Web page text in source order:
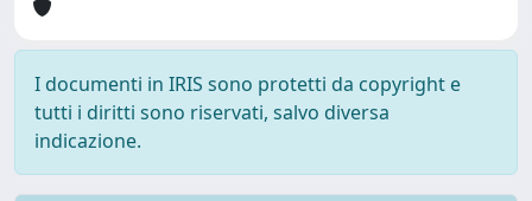
I documenti in IRIS sono protetti da copyright e
tutti i diritti sono riservati, salvo diversa
indicazione.